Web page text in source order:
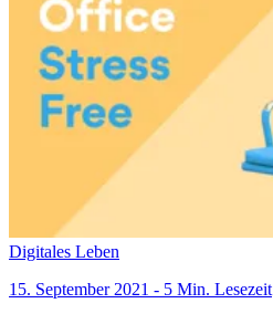
Digitales Leben
15. September 2021 - 5 Min. Lesezeit